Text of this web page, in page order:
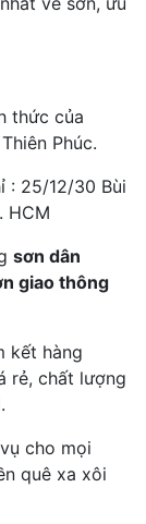
thức của
Phúc.
: 25/12/30 Bùi
HCM
sơn dân
giao thông
kết hàng
rẻ, chất lượng
cho mọi
quê xa xôi